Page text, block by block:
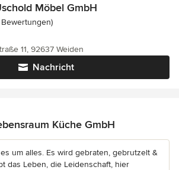
Möbel GmbH
5 von 5 Sternen
Bewertungen)
Nachricht
11, 92637 Weiden
Küche GmbH
um alles. Es wird gebraten, gebrutzelt &
das Leben, die Leidenschaft, hier